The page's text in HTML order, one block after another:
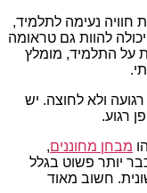
חוויה נעימה לתלמיד,
להוות גם טראומה
על התלמיד, מומלץ
ולא לחוצה. יש
רגוע.
מבחן מחוננים,
יותר פשוט בגלל
חשוב מאוד